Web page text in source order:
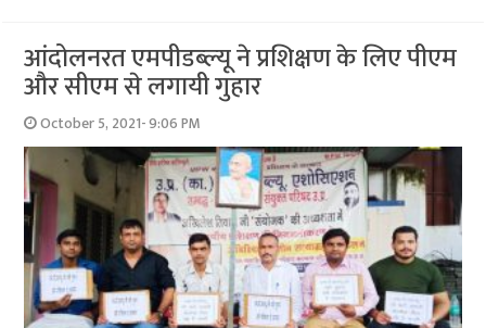
आंदोलनरत एमपीडब्‍ल्‍यू ने प्रशिक्षण के लिए पीएम
और सीएम से लगायी गुहार
October 5, 2021- 9:06 PM